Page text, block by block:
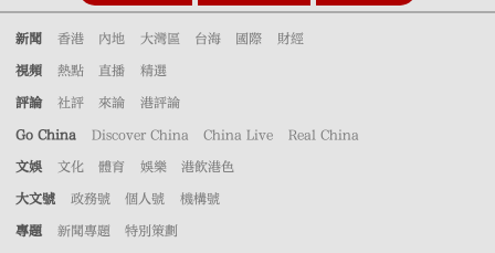
新聞 香港 內地 大灣區 台海 國際 財經
視頻 熱點 直播 精選
評論 社評 來論 港評論
Go China Discover China China Live Real China
文娛 文化 體育 娛樂 港飲港色
大文號 政務號 個人號 機構號
專題 新聞專題 特別策劃